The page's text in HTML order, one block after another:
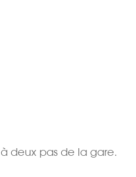
à deux pas de la gare.